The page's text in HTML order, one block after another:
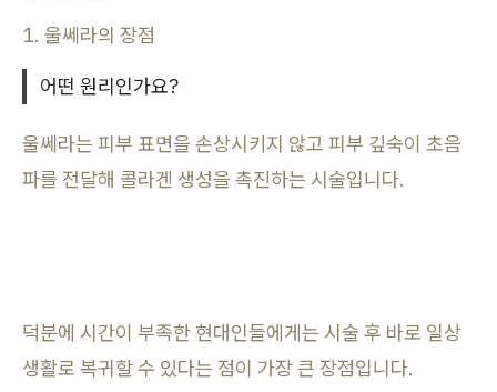
1. 울쎄라의 장점
어떤 원리인가요?
울쎄라는 피부 표면을 손상시키지 않고 피부 깊숙이 초음
파를 전달해 콜라겐 생성을 촉진하는 시술입니다.
덕분에 시간이 부족한 현대인들에게는 시술 후 바로 일상
생활로 복귀할 수 있다는 점이 가장 큰 장점입니다.